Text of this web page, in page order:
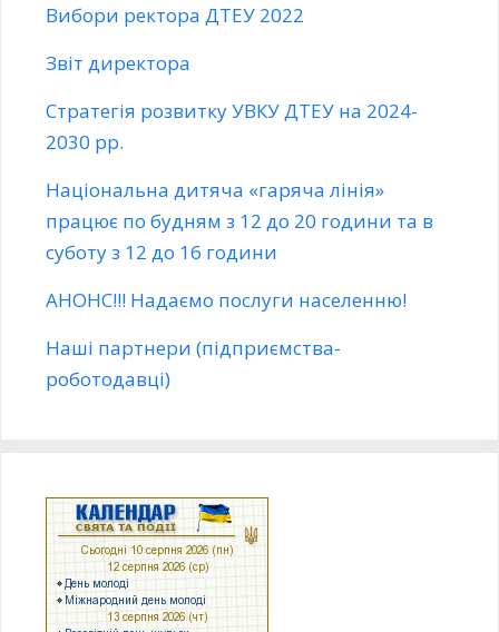
Вибори ректора ДТЕУ 2022
Звіт директора
Стратегія розвитку УВКУ ДТЕУ на 2024-
2030 рр.
Національна дитяча «гаряча лінія»
працює по будням з 12 до 20 години та в
суботу з 12 до 16 години
АНОНС!!! Надаємо послуги населенню!
Наші партнери (підприємства-
роботодавці)